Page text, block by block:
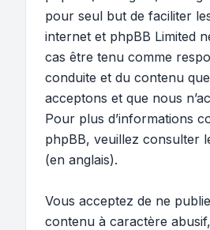
pour seul but de faciliter
internet et phpBB Limited
cas être tenu comme
conduite et du contenu
acceptons et que nous
Pour plus d’informations
phpBB, veuillez consulter
(en anglais).
Vous acceptez de ne
contenu à caractère